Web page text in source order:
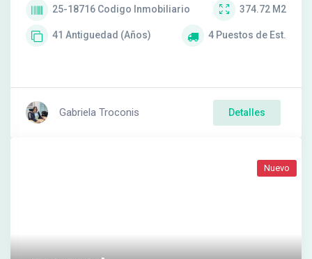
25-18716 Codigo Inmobiliario 374.72 M2
41 Antiguedad (Años) 4 Puestos de Est.
Gabriela Troconis Detalles
Nuevo